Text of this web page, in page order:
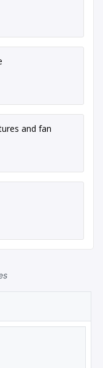
and fan